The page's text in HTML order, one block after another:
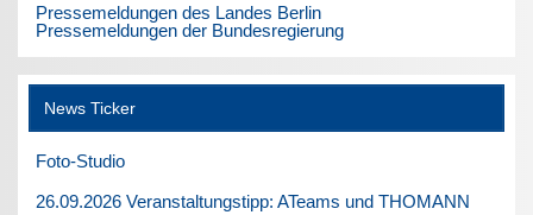
Pressemeldungen des Landes Berlin
Pressemeldungen der Bundesregierung
News Ticker
Foto-Studio
26.09.2026 Veranstaltungstipp: ATeams und THOMANN